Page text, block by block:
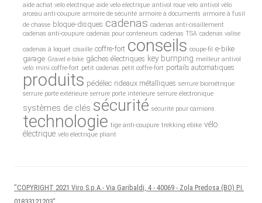
aide achat velo electrique aide velo electrique antivol roue velo antivol vélo
arceau anti-coupure armoire de sécurité armoire à documents armoire à fusil
de chasse bloque-disques cadenas cadenas anti-cisaillement
cadenas anti-coupure cadenas pour conteneurs cadenas TSA cadenas valise
cadenas à loquet cisaille coffre-fort conseils coupe-fil
e-bike
garage Gravel e-bike gâches électriques key bumping meilleur antivol
velo mini coffre-fort petit cadenas petit coffre-fort portails automatiques
produits pédélec rideaux métalliques serrure biométrique
serrure porte extérieure serrure porte intérieure serrure électronique
systèmes de clés sécurité sécurité pour camions
technologie tige anti-coupure trekking ebike vélo
électrique vélo électrique pliant
"COPYRIGHT 2021 Viro S.p.A.- Via Garibaldi, 4 - 40069 - Zola Predosa (BO) P.I.